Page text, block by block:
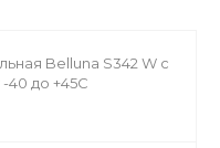
Belluna S342 W с
40 до +45С